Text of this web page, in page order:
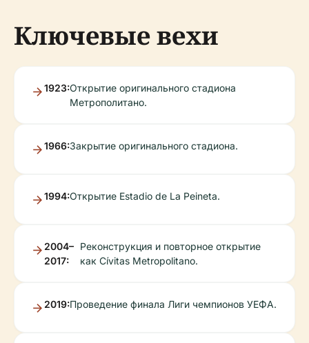
Ключевые вехи
1923:Открытие оригинального стадиона
Метрополитано.
1966:Закрытие оригинального стадиона.
1994:Открытие Estadio de La Peineta.
2004–
2017:
Реконструкция и повторное открытие
как Cívitas Metropolitano.
2019:Проведение финала Лиги чемпионов УЕФА.